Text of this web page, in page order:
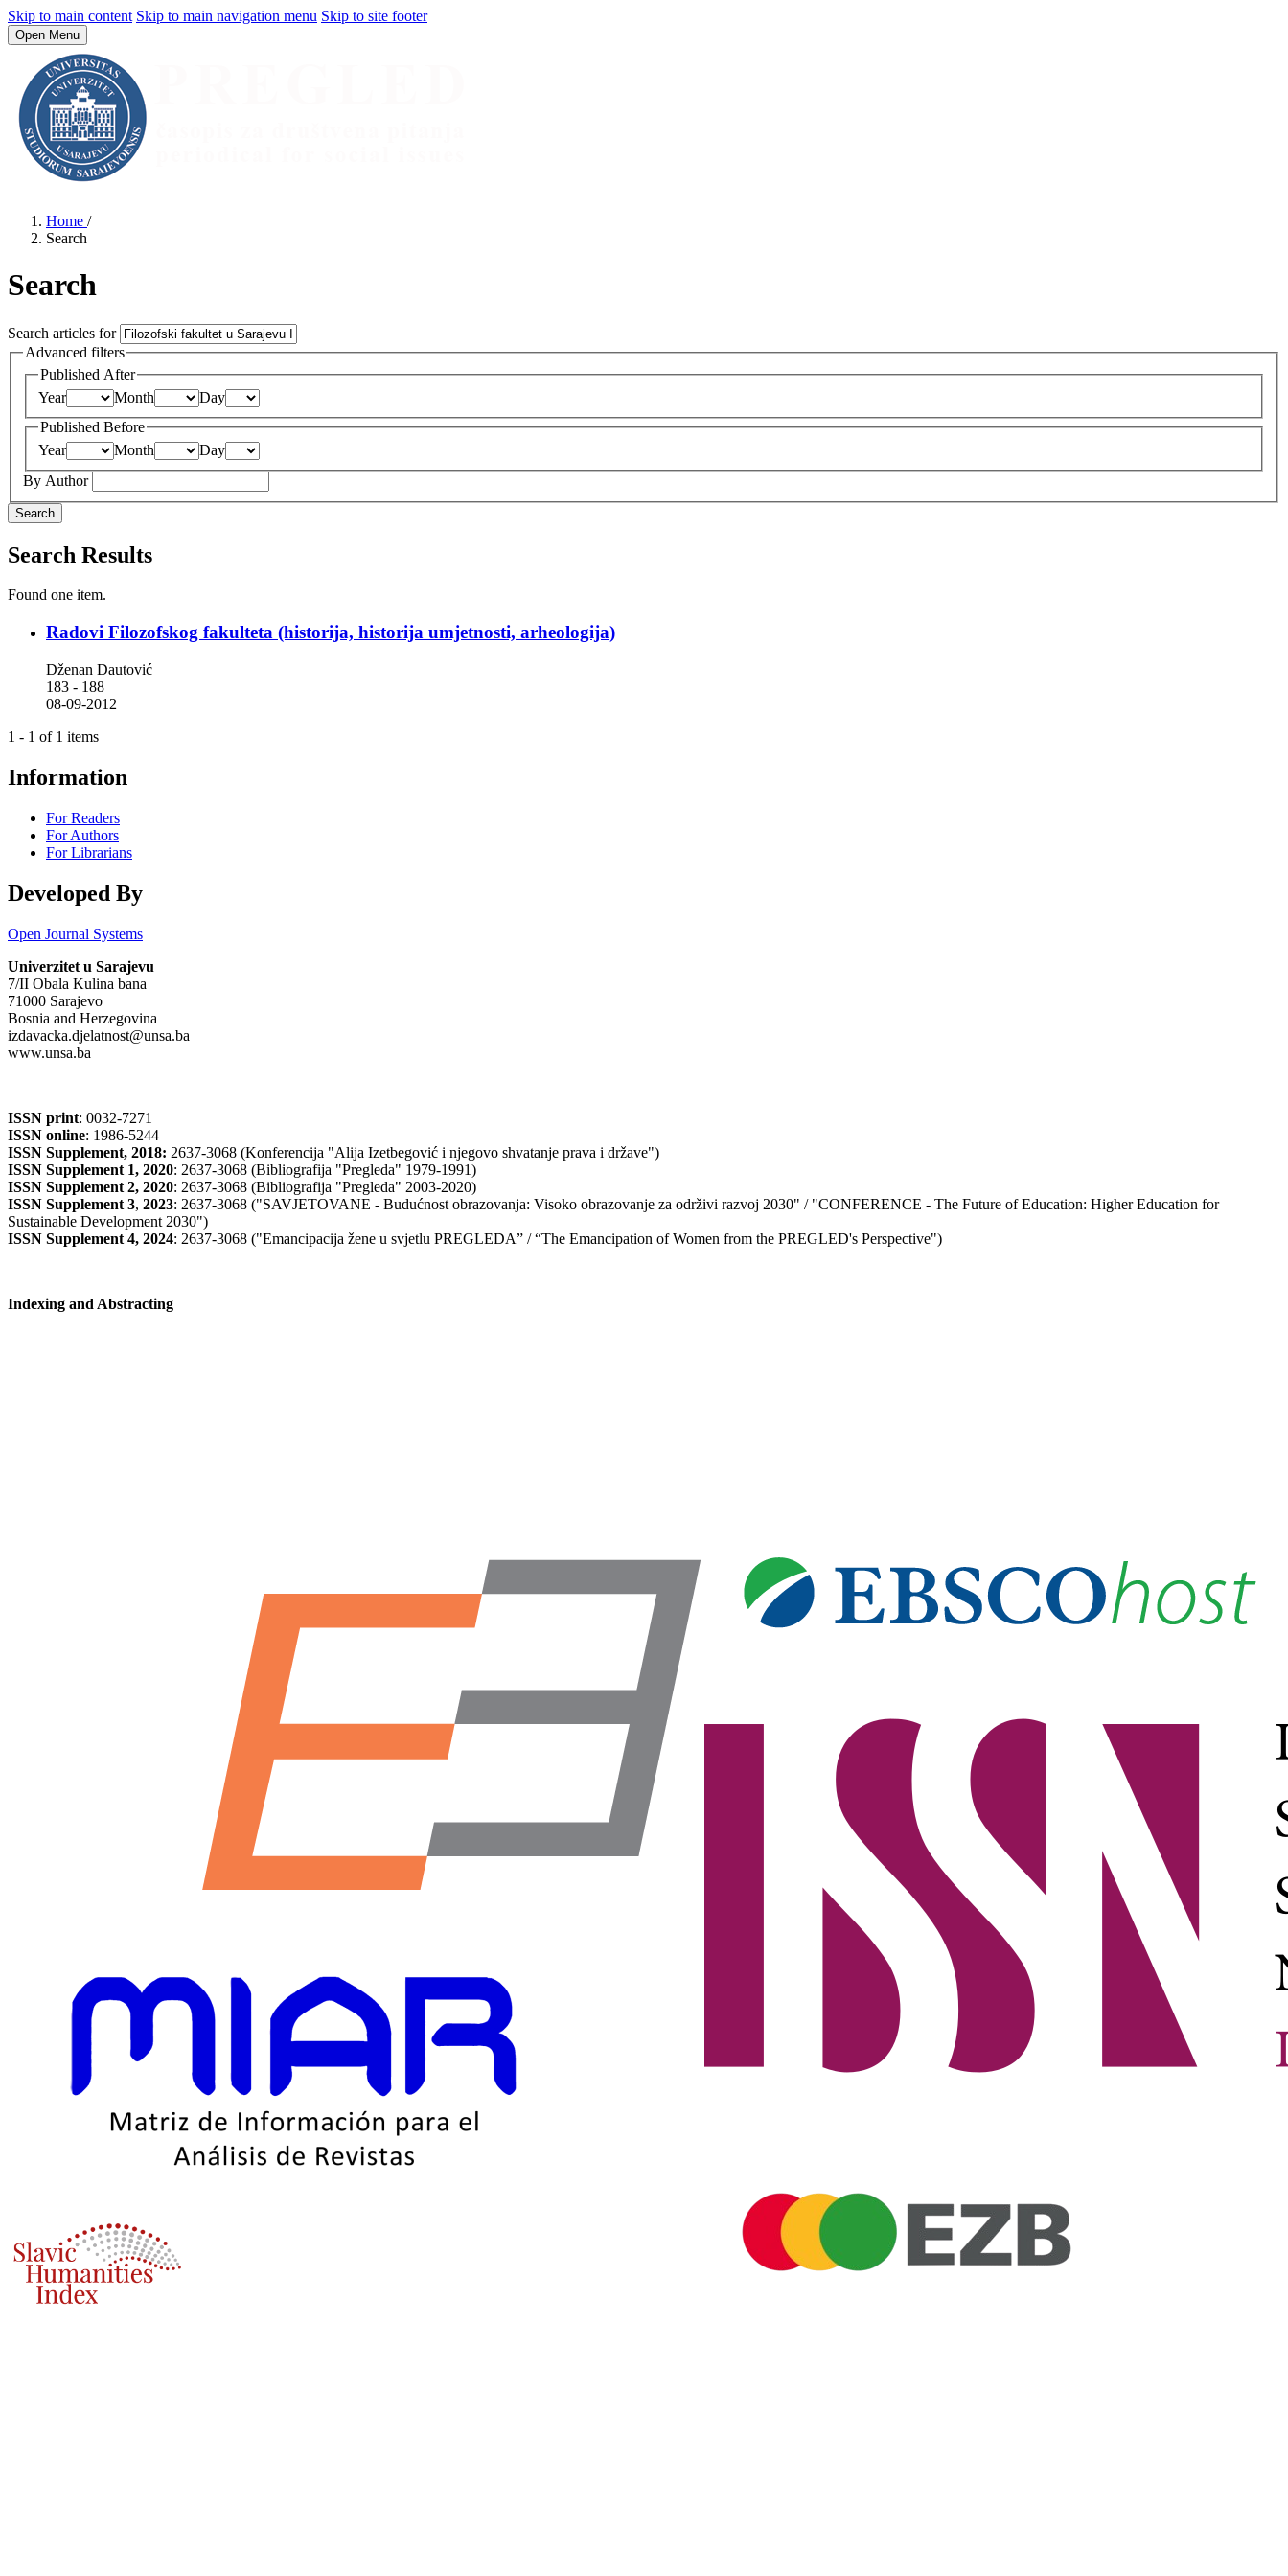
Skip to main content Skip to main navigation menu Skip to site footer
Open Menu
Home /
Search
Search
Search articles for
Advanced filters
Published After
Year
Month
Day
Published Before
Year
Month
Day
By Author
Search
Search Results
Found one item.
Radovi Filozofskog fakulteta (historija, historija umjetnosti, arheologija)
Dženan Dautović
183 - 188
08-09-2012
1 - 1 of 1 items
Information
For Readers
For Authors
For Librarians
Developed By
Open Journal Systems
Univerzitet u Sarajevu
7/II Obala Kulina bana
71000 Sarajevo
Bosnia and Herzegovina
izdavacka.djelatnost@unsa.ba
www.unsa.ba
ISSN print: 0032-7271
ISSN online: 1986-5244
ISSN Supplement, 2018: 2637-3068 (Konferencija "Alija Izetbegović i njegovo shvatanje prava i države")
ISSN Supplement 1, 2020: 2637-3068 (Bibliografija "Pregleda" 1979-1991)
ISSN Supplement 2, 2020: 2637-3068 (Bibliografija "Pregleda" 2003-2020)
ISSN Supplement 3, 2023: 2637-3068 ("SAVJETOVANE - Budućnost obrazovanja: Visoko obrazovanje za održivi razvoj 2030" / "CONFERENCE - The Future of Education: Higher Education for
Sustainable Development 2030")
ISSN Supplement 4, 2024: 2637-3068 ("Emancipacija žene u svjetlu PREGLEDA” / “The Emancipation of Women from the PREGLED's Perspective")
Indexing and Abstracting